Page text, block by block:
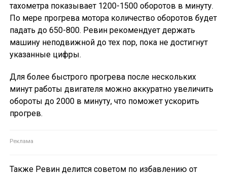
тахометра показывает 1200-1500 оборотов в минуту.
По мере прогрева мотора количество оборотов будет
падать до 650-800. Ревин рекомендует держать
машину неподвижной до тех пор, пока не достигнут
указанные цифры.
Для более быстрого прогрева после нескольких
минут работы двигателя можно аккуратно увеличить
обороты до 2000 в минуту, что поможет ускорить
прогрев.
Также Ревин делится советом по избавлению от